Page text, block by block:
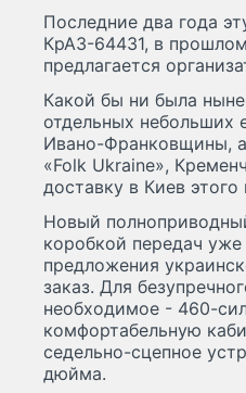
Последние два года
КрАЗ-64431, в
предлагается
Какой бы ни была
отдельных небольших
Ивано-Франковщины,
«Folk Ukraine»,
доставку в Киев этого
Новый
коробкой передач
предложения
заказ. Для
необходимое - 460-
комфортабельную
седельно-сцепное
дюйма.